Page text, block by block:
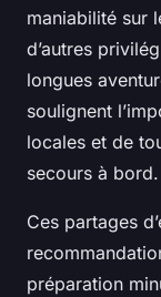
maniabilité sur
d’autres
longues
soulignent
locales et de
secours à bord.
Ces partages
préparation